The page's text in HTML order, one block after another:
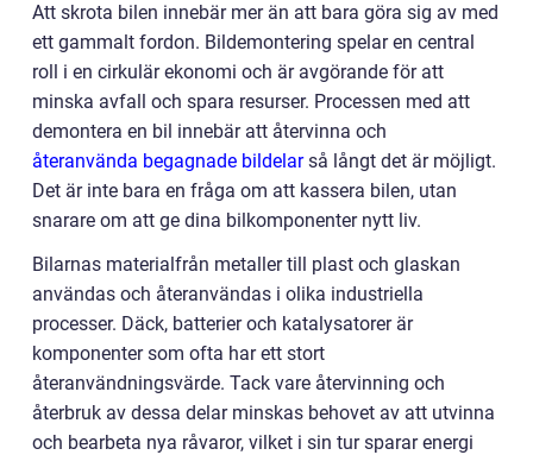
Att skrota bilen innebär mer än att bara göra sig av med
ett gammalt fordon. Bildemontering spelar en central
roll i en cirkulär ekonomi och är avgörande för att
minska avfall och spara resurser. Processen med att
demontera en bil innebär att återvinna och
återanvända begagnade bildelarså långt det är möjligt.
Det är inte bara en fråga om att kassera bilen, utan
snarare om att ge dina bilkomponenter nytt liv.
Bilarnas materialfrån metaller till plast och glaskan
användas och återanvändas i olika industriella
processer. Däck, batterier och katalysatorer är
komponenter som ofta har ett stort
återanvändningsvärde. Tack vare återvinning och
återbruk av dessa delar minskas behovet av att utvinna
och bearbeta nya råvaror, vilket i sin tur sparar energi